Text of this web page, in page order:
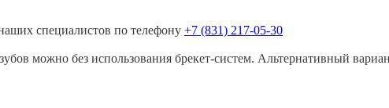
специалистов по телефону +7 (831) 217-05-30
можно без использования брекет-систем. Альтернативный